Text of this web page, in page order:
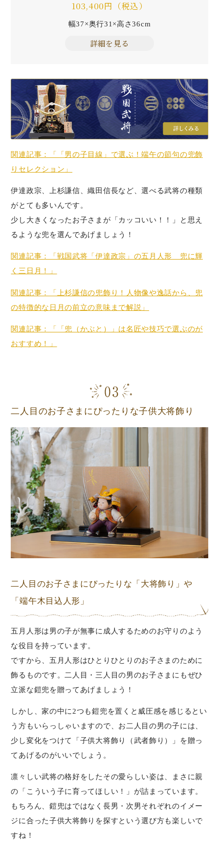
103,400円（税込）
幅37×奥行31×高さ36cm
詳細を見る
関連記事：「「男の子目線」で選ぶ！端午の節句の兜飾
りセレクション」
伊達政宗、上杉謙信、織田信長など、選べる武将の種類
がとても多いんです。
少し大きくなったお子さまが「カッコいい！！」と思え
るような兜を選んであげましょう！
関連記事：「戦国武将「伊達政宗」の五月人形 兜に輝
く三日月！」
関連記事：「上杉謙信の兜飾り！人物像や逸話から、兜
の特徴的な日月の前立の意味まで解説」
関連記事：「「兜（かぶと）」は名匠や技巧で選ぶのが
おすすめ！」
二人目のお子さまにぴったりな子供大将飾り
二人目のお子さまにぴったりな「大将飾り」や
「端午木目込人形」
五月人形は男の子が無事に成人するためのお守りのよう
な役目を持っています。
ですから、五月人形はひとりひとりのお子さまのために
飾るものです。二人目・三人目の男のお子さまにもぜひ
立派な鎧兜を贈ってあげましょう！
しかし、家の中に2つも鎧兜を置くと威圧感を感じるとい
う方もいらっしゃいますので、お二人目の男の子には、
少し変化をつけて「子供大将飾り（武者飾り）」を贈っ
てあげるのがいいでしょう。
凛々しい武将の格好をしたその愛らしい姿は、まさに親
の「こういう子に育ってほしい！」が詰まっています。
もちろん、鎧兜はではなく長男・次男それぞれのイメー
ジに合った子供大将飾りを探すという選び方も楽しいで
すね！